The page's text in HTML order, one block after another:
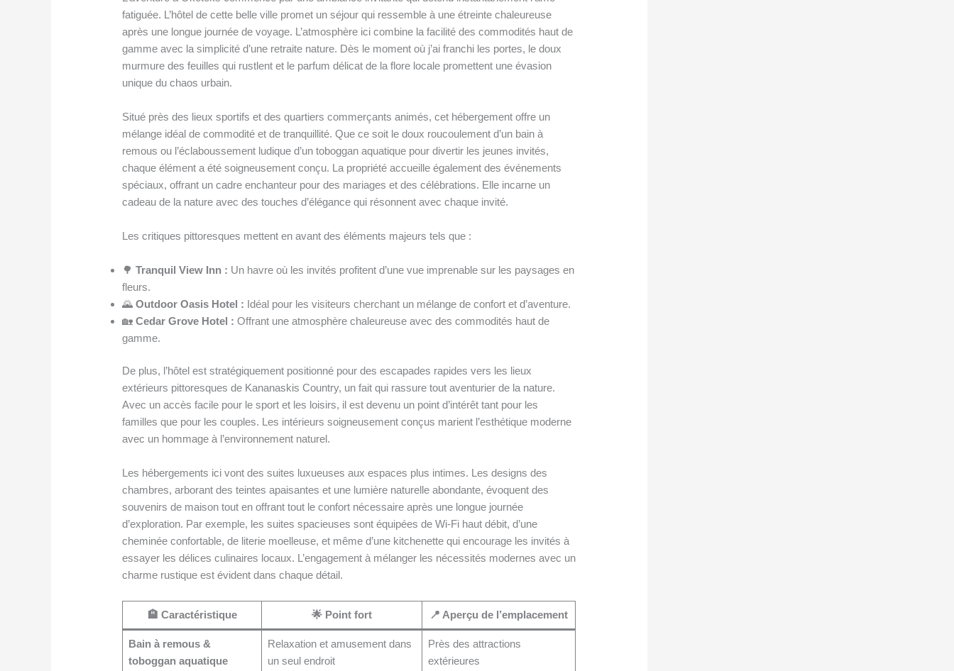
fatiguée. L’hôtel de cette belle ville promet un séjour qui ressemble à une étreinte chaleureuse
après une longue journée de voyage. L’atmosphère ici combine la facilité des commodités haut de
gamme avec la simplicité d’une retraite nature. Dès le moment où j’ai franchi les portes, le doux
murmure des feuilles qui rustlent et le parfum délicat de la flore locale promettent une évasion
unique du chaos urbain.
Situé près des lieux sportifs et des quartiers commerçants animés, cet hébergement offre un
mélange idéal de commodité et de tranquillité. Que ce soit le doux roucoulement d’un bain à
remous ou l’éclaboussement ludique d’un toboggan aquatique pour divertir les jeunes invités,
chaque élément a été soigneusement conçu. La propriété accueille également des événements
spéciaux, offrant un cadre enchanteur pour des mariages et des célébrations. Elle incarne un
cadeau de la nature avec des touches d’élégance qui résonnent avec chaque invité.
Les critiques pittoresques mettent en avant des éléments majeurs tels que :
🌳Tranquil View Inn : Un havre où les invités profitent d’une vue imprenable sur les paysages en
fleurs.
🌄Outdoor Oasis Hotel : Idéal pour les visiteurs cherchant un mélange de confort et d’aventure.
🏡Cedar Grove Hotel : Offrant une atmosphère chaleureuse avec des commodités haut de
gamme.
De plus, l’hôtel est stratégiquement positionné pour des escapades rapides vers les lieux
extérieurs pittoresques de Kananaskis Country, un fait qui rassure tout aventurier de la nature.
Avec un accès facile pour le sport et les loisirs, il est devenu un point d’intérêt tant pour les
familles que pour les couples. Les intérieurs soigneusement conçus marient l’esthétique moderne
avec un hommage à l’environnement naturel.
Les hébergements ici vont des suites luxueuses aux espaces plus intimes. Les designs des
chambres, arborant des teintes apaisantes et une lumière naturelle abondante, évoquent des
souvenirs de maison tout en offrant tout le confort nécessaire après une longue journée
d’exploration. Par exemple, les suites spacieuses sont équipées de Wi-Fi haut débit, d’une
cheminée confortable, de literie moelleuse, et même d’une kitchenette qui encourage les invités à
essayer les délices culinaires locaux. L’engagement à mélanger les nécessités modernes avec un
charme rustique est évident dans chaque détail.
🏨 Caractéristique 🌟 Point fort 📍 Aperçu de l’emplacement
Bain à remous &
toboggan aquatique
Relaxation et amusement dans
un seul endroit
Près des attractions
extérieures